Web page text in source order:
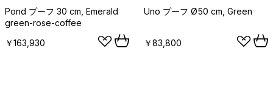
Pond プーフ 30 cm, Emerald
green-rose-coffee
￥163,930
Uno プーフ Ø50 cm, Green
￥83,800